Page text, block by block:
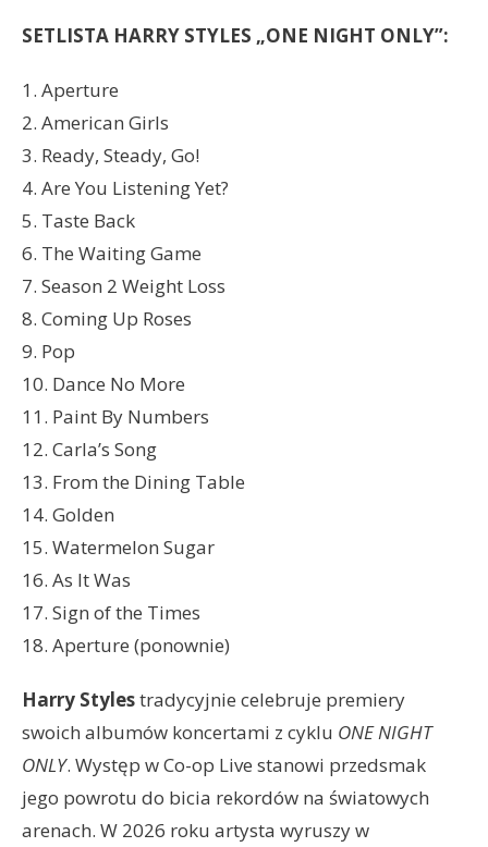
SETLISTA HARRY STYLES „ONE NIGHT ONLY”:
1. Aperture
2. American Girls
3. Ready, Steady, Go!
4. Are You Listening Yet?
5. Taste Back
6. The Waiting Game
7. Season 2 Weight Loss
8. Coming Up Roses
9. Pop
10. Dance No More
11. Paint By Numbers
12. Carla’s Song
13. From the Dining Table
14. Golden
15. Watermelon Sugar
16. As It Was
17. Sign of the Times
18. Aperture (ponownie)
Harry Stylestradycyjnie celebruje premiery
swoich albumów koncertami z cyklu ONE NIGHT
ONLY. Występ w Co-op Live stanowi przedsmak
jego powrotu do bicia rekordów na światowych
arenach. W 2026 roku artysta wyruszy w